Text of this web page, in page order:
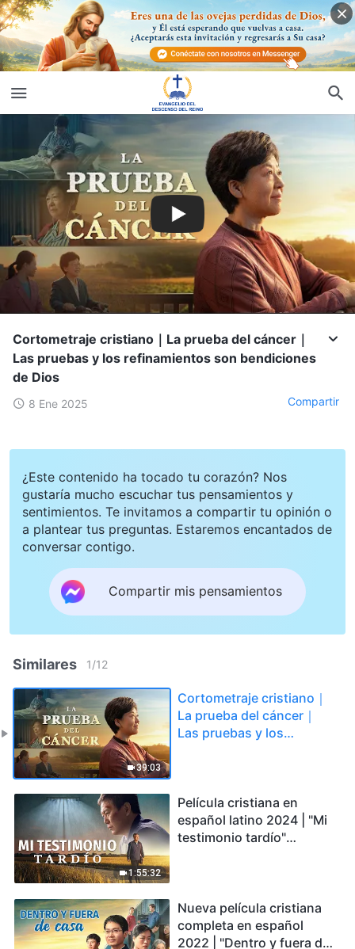
Cortometraje cristiano｜La prueba del cáncer｜
Las pruebas y los refinamientos son bendiciones
de Dios
8 Ene 2025 Compartir
¿Este contenido ha tocado tu corazón? Nos
gustaría mucho escuchar tus pensamientos y
sentimientos. Te invitamos a compartir tu opinión o
a plantear tus preguntas. Estaremos encantados de
conversar contigo.
Compartir mis pensamientos
Similares 1/12
39:03
Cortometraje cristiano｜
La prueba del cáncer｜
Las pruebas y los
1:55:32
Película cristiana en
español latino 2024 | "Mi
testimonio tardío"
conmovedor
Nueva película cristiana
completa en español
2022 | "Dentro y fuera de